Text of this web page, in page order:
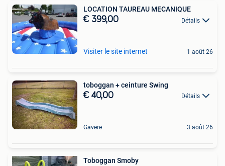
LOCATION TAUREAU MECANIQUE
€ 399,00 Détails
Visiter le site internet 1 août 26
toboggan + ceinture Swing
€ 40,00 Détails
Gavere 3 août 26
Toboggan Smoby